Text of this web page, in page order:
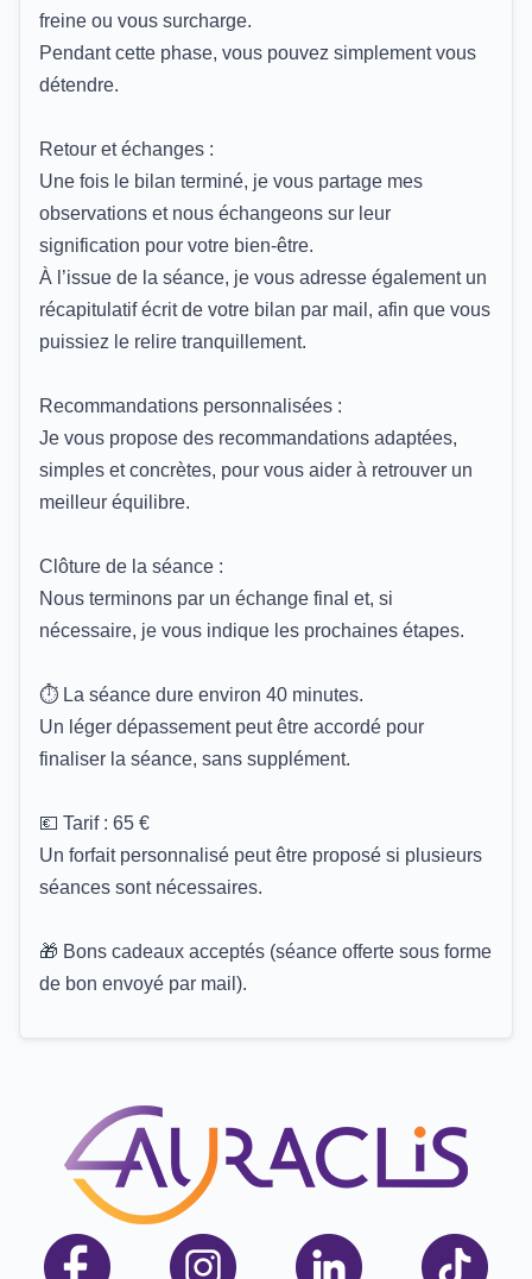
freine ou vous surcharge.
Pendant cette phase, vous pouvez simplement vous
détendre.
Retour et échanges :
Une fois le bilan terminé, je vous partage mes
observations et nous échangeons sur leur
signification pour votre bien-être.
À l’issue de la séance, je vous adresse également un
récapitulatif écrit de votre bilan par mail, afin que vous
puissiez le relire tranquillement.
Recommandations personnalisées :
Je vous propose des recommandations adaptées,
simples et concrètes, pour vous aider à retrouver un
meilleur équilibre.
Clôture de la séance :
Nous terminons par un échange final et, si
nécessaire, je vous indique les prochaines étapes.
⏱️ La séance dure environ 40 minutes.
Un léger dépassement peut être accordé pour
finaliser la séance, sans supplément.
💶 Tarif : 65 €
Un forfait personnalisé peut être proposé si plusieurs
séances sont nécessaires.
🎁 Bons cadeaux acceptés (séance offerte sous forme
de bon envoyé par mail).